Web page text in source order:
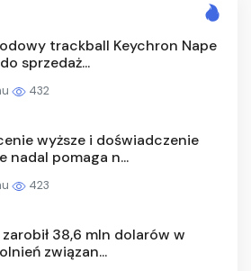
trackball Keychron Nape
sprzedaż...
432
wyższe i doświadczenie
nadal pomaga n...
423
zarobił 38,6 mln dolarów w
związan...